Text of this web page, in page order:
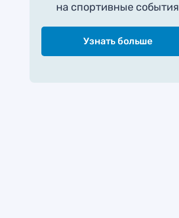
на спортивные события
Узнать больше